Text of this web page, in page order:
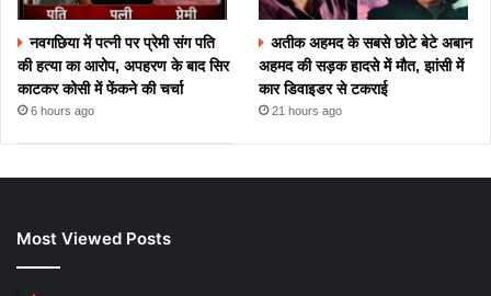
नवगछिया में पत्नी पर प्रेमी संग पति
की हत्या का आरोप, अपहरण के बाद सिर
काटकर कोसी में फेंकने की चर्चा
6 hours ago
अतीक अहमद के सबसे छोटे बेटे अबान
अहमद की सड़क हादसे में मौत, झांसी में
कार डिवाइडर से टकराई
21 hours ago
Most Viewed Posts